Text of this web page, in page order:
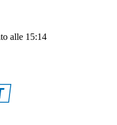
alle 15:14